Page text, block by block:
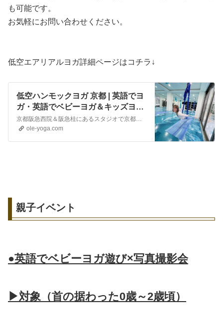
も可能です。
お気軽にお問い合わせください。
低空エアリアルヨガ詳細ページはコチラ↓
低空ハンモックヨガ 京都 | 英語でヨ
ガ・英語でベビーヨガ＆キッズヨガ
養成講座・ヨガビジネス養成講座・
関西 京都 琵琶湖 SUP YOGA サップ
ヨガ Agasa Hashimoto
ole-yoga.com
親子イベント
●英語でベビーヨガ遊び×写真撮影会
▶対象（首の据わった0歳～2歳頃）